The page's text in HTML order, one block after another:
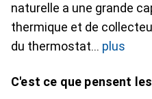
naturelle a une grande
thermique et de
du thermostat
plus
C'est ce que pensent